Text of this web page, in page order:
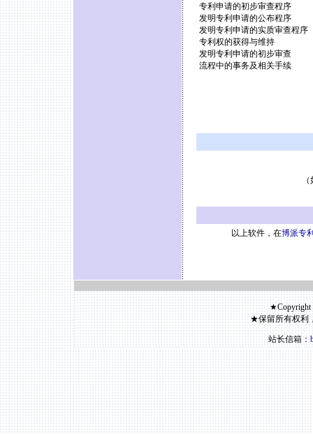
专利申请的初步审查程序
发明专利申请的公布程序
发明专利申请的实质审查程序
专利权的获得与维持
发明专利申请的初步审查
流程中的事务及相关手续
以上软件，在博派专
★Copyright
★保留所有权利
站长信箱：